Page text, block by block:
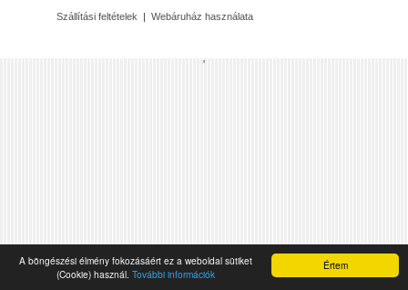
Értem
A böngészési élmény fokozásáért ez a weboldal sütiket
(Cookie) használ. További információk
Szállítási feltételek | Webáruház használata
'